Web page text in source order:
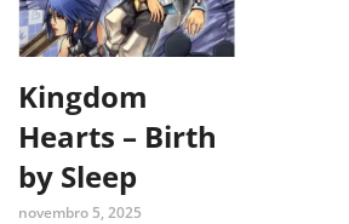
Kingdom
Hearts – Birth
by Sleep
novembro 5, 2025